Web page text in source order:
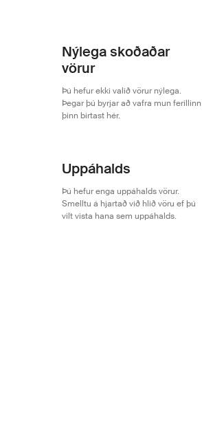
Nýlega skoðaðar
vörur
Þú hefur ekki valið vörur nýlega.
Þegar þú byrjar að vafra mun ferillinn
þinn birtast hér.
Uppáhalds
Þú hefur enga uppáhalds vörur.
Smelltu á hjartað við hlið vöru ef þú
vilt vista hana sem uppáhalds.